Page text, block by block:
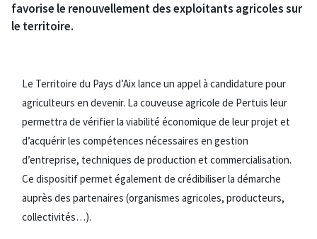
favorise le renouvellement des exploitants agricoles sur
le territoire.
Le Territoire du Pays d’Aix lance un appel à candidature pour
agriculteurs en devenir. La couveuse agricole de Pertuis leur
permettra de vérifier la viabilité économique de leur projet et
d’acquérir les compétences nécessaires en gestion
d’entreprise, techniques de production et commercialisation.
Ce dispositif permet également de crédibiliser la démarche
auprès des partenaires (organismes agricoles, producteurs,
collectivités…).